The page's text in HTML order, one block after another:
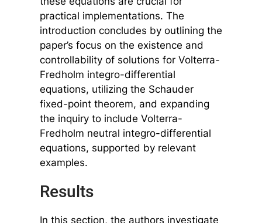
practical implementations. The
introduction concludes by outlining the
paper’s focus on the existence and
controllability of solutions for Volterra-
Fredholm integro-differential
equations, utilizing the Schauder
fixed-point theorem, and expanding
the inquiry to include Volterra-
Fredholm neutral integro-differential
equations, supported by relevant
examples.
Results
In this section, the authors investigate